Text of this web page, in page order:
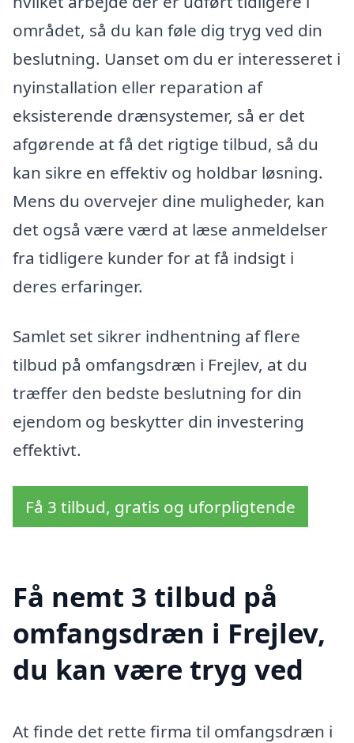
området, så du kan føle dig tryg ved din
beslutning. Uanset om du er interesseret i
nyinstallation eller reparation af
eksisterende drænsystemer, så er det
afgørende at få det rigtige tilbud, så du
kan sikre en effektiv og holdbar løsning.
Mens du overvejer dine muligheder, kan
det også være værd at læse anmeldelser
fra tidligere kunder for at få indsigt i
deres erfaringer.
Samlet set sikrer indhentning af flere
tilbud på omfangsdræn i Frejlev, at du
træffer den bedste beslutning for din
ejendom og beskytter din investering
effektivt.
Få 3 tilbud, gratis og uforpligtende
Få nemt 3 tilbud på
omfangsdræn i Frejlev,
du kan være tryg ved
At finde det rette firma til omfangsdræn i